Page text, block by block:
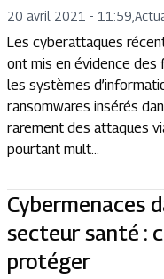
20 avril 2021 - 11:59
Les cyberattaques
ont mis en évidence
les systèmes
ransomwares insérés
rarement des attaques
pourtant mult...
Cybermenaces
secteur santé :
protéger